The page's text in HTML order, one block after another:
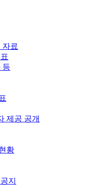
자료
등
제공 공개
황
지